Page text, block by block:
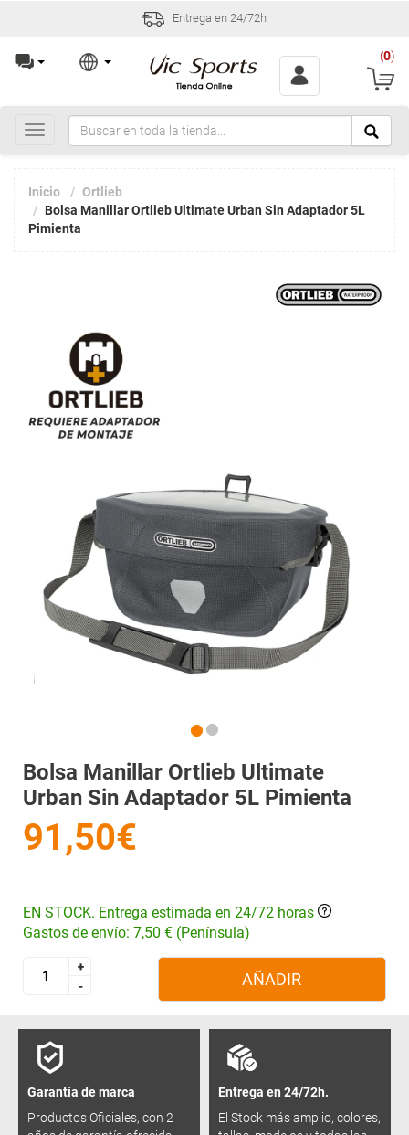
Entrega en 24/72h
(0)
Toggle
navigation
Inicio
Ortlieb
Bolsa Manillar Ortlieb Ultimate Urban Sin Adaptador 5L
Pimienta
Bolsa Manillar Ortlieb Ultimate
Urban Sin Adaptador 5L Pimienta
91,50€
EN STOCK. Entrega estimada en 24/72 horas
Gastos de envío: 7,50 € (Península)
+
-
+
-
AÑADIR
Garantía de marca
Productos Oficiales, con 2
Entrega en 24/72h.
El Stock más amplio, colores,